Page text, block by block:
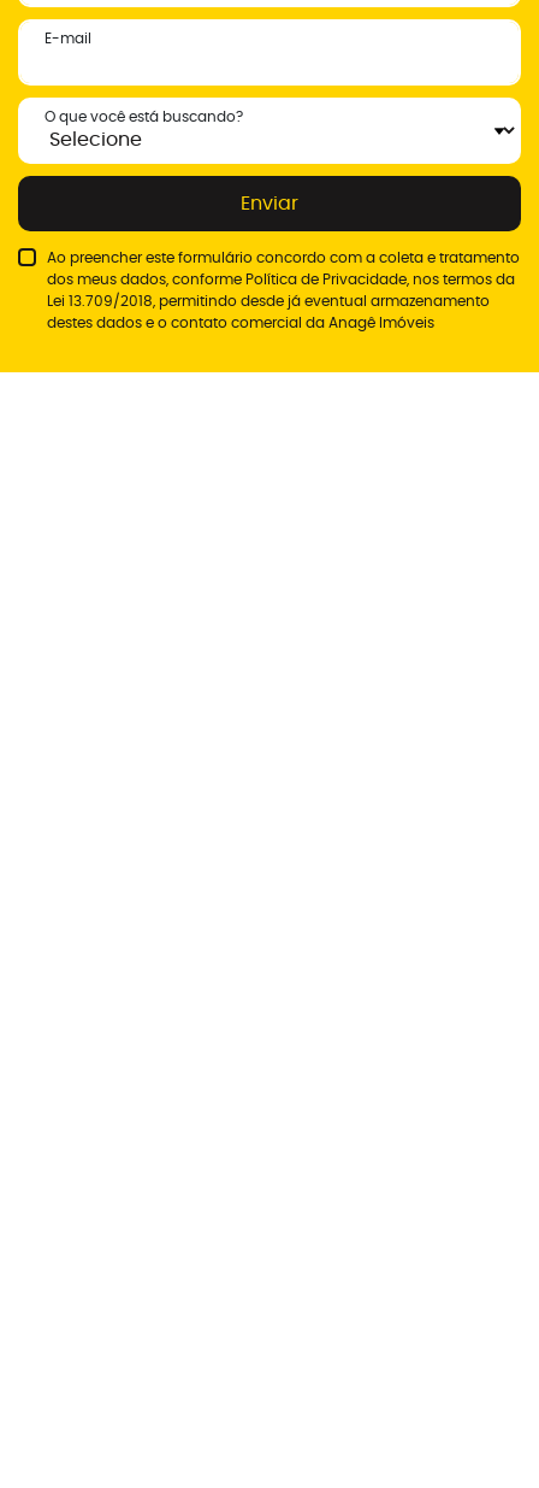
E-mail
O que você está buscando?
Enviar
Ao preencher este formulário concordo com a coleta e tratamento
dos meus dados, conforme Política de Privacidade , nos termos da
Lei 13.709/2018, permitindo desde já eventual armazenamento
destes dados e o contato comercial da Anagê Imóveis